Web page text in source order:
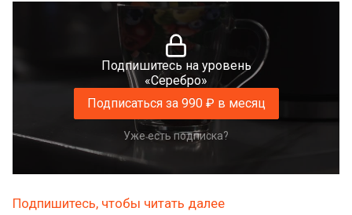
Подпишитесь на уровень
«Серебро»
Подписаться за 990 ₽ в месяц
Уже есть подписка?
Подпишитесь, чтобы читать далее